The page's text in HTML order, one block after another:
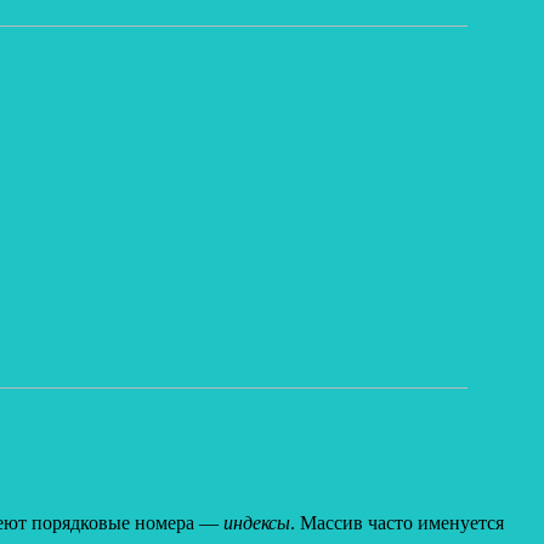
порядковые номера — индексы. Массив часто именуется